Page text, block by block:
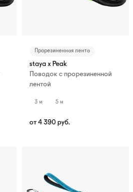
Прорезиненная лента
staya x Peak
Поводок с прорезиненной
лентой
3 м 5 м
от 4 390 руб.